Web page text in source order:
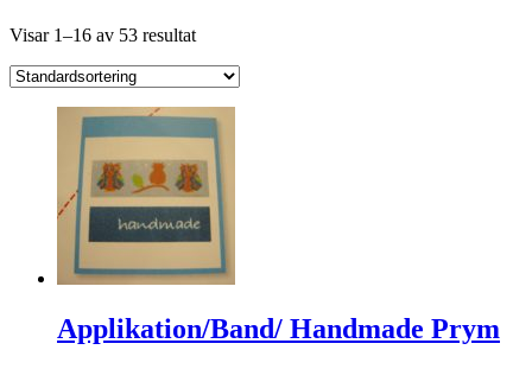
Visar 1–16 av 53 resultat
Applikation/Band/ Handmade Prym